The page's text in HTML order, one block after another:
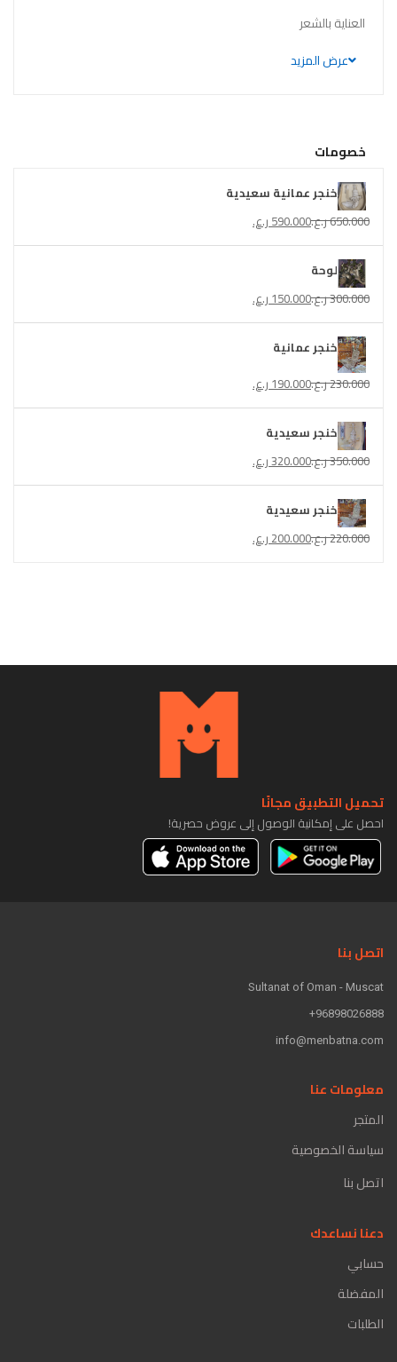
العناية بالشعر
عرض المزيد
خصومات
خنجر عمانية سعيدية
650.000ر.ع.590.000ر.ع.
لوحة
300.000ر.ع.150.000ر.ع.
خنجر عمانية
230.000ر.ع.190.000 ر.ع.
خنجر سعيدية
350.000ر.ع.320.000ر.ع.
خنجر سعيدية
220.000ر.ع.200.000 ر.ع.
تحميل التطبيق مجانًا
احصل على إمكانية الوصول إلى عروض حصرية!
اتصل بنا
Sultanat of Oman - Muscat
96898026888+
info@menbatna.com
معلومات عنا
المتجر
سياسة الخصوصية
اتصل بنا
دعنا نساعدك
حسابي
المفضلة
الطلبات